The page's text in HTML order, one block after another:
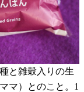
と雑穀入りの生
マ）とのこと。1